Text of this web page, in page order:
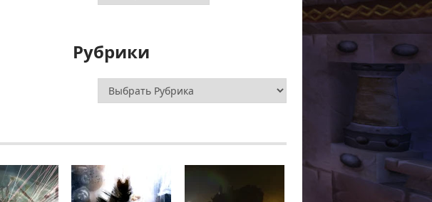
Рубрики
Рубрики